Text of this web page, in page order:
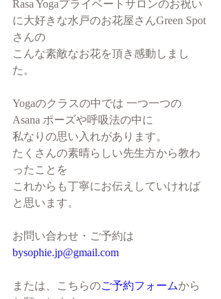
Rasa Yogaプライベートサロンのお祝い
に大好きな水戸のお花屋さんGreen Spot
さんの
こんな素敵なお花を頂き感動しまし
た。
Yogaのクラスの中では 一つ一つの
Asana ポーズや呼吸法の中に
私なりの思い入れがあります。
たくさんの素晴らしい先生方から教わ
ったことを
これからも丁寧にお伝えしていければ
と思います。
お問い合わせ・ご予約は
bysophie.jp@gmail.com
または、こちらのご予約フォームから